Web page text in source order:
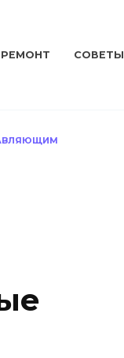
РЕМОНТ СОВЕТЫ